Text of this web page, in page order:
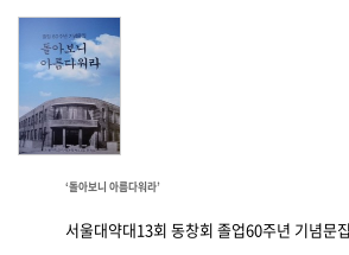
‘돌아보니 아름다워라’
서울대약대13회 동창회 졸업60주년 기념문집